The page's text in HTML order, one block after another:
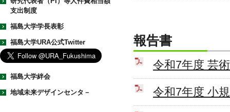
報告書
令和7年度 芸
令和7年度 小
支出制度
福島大学学長表彰
福島大学URA公式Twitter
福島大学絆会
地域未来デザインセンタ－